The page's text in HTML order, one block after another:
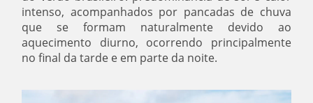
intenso, acompanhados por pancadas de chuva
que se formam naturalmente devido ao
aquecimento diurno, ocorrendo principalmente
no final da tarde e em parte da noite.